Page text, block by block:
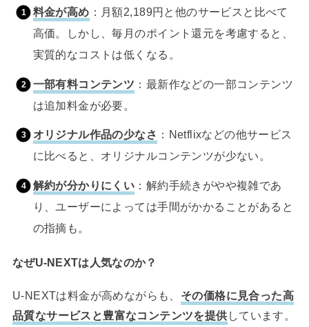
料金が高め ：月額2,189円と他のサービスと比べて
高価。しかし、毎月のポイント還元を考慮すると、
実質的なコストは低くなる。
一部有料コンテンツ ：最新作などの一部コンテンツ
は追加料金が必要。
オリジナル作品の少なさ ：Netflixなどの他サービス
に比べると、オリジナルコンテンツが少ない。
解約が分かりにくい ：解約手続きがやや複雑であ
り、ユーザーによっては手間がかかることがあると
の指摘も。
なぜU-NEXTは人気なのか？
U-NEXTは料金が高めながらも、 その価格に見合った高
品質なサービスと豊富なコンテンツを提供 しています。